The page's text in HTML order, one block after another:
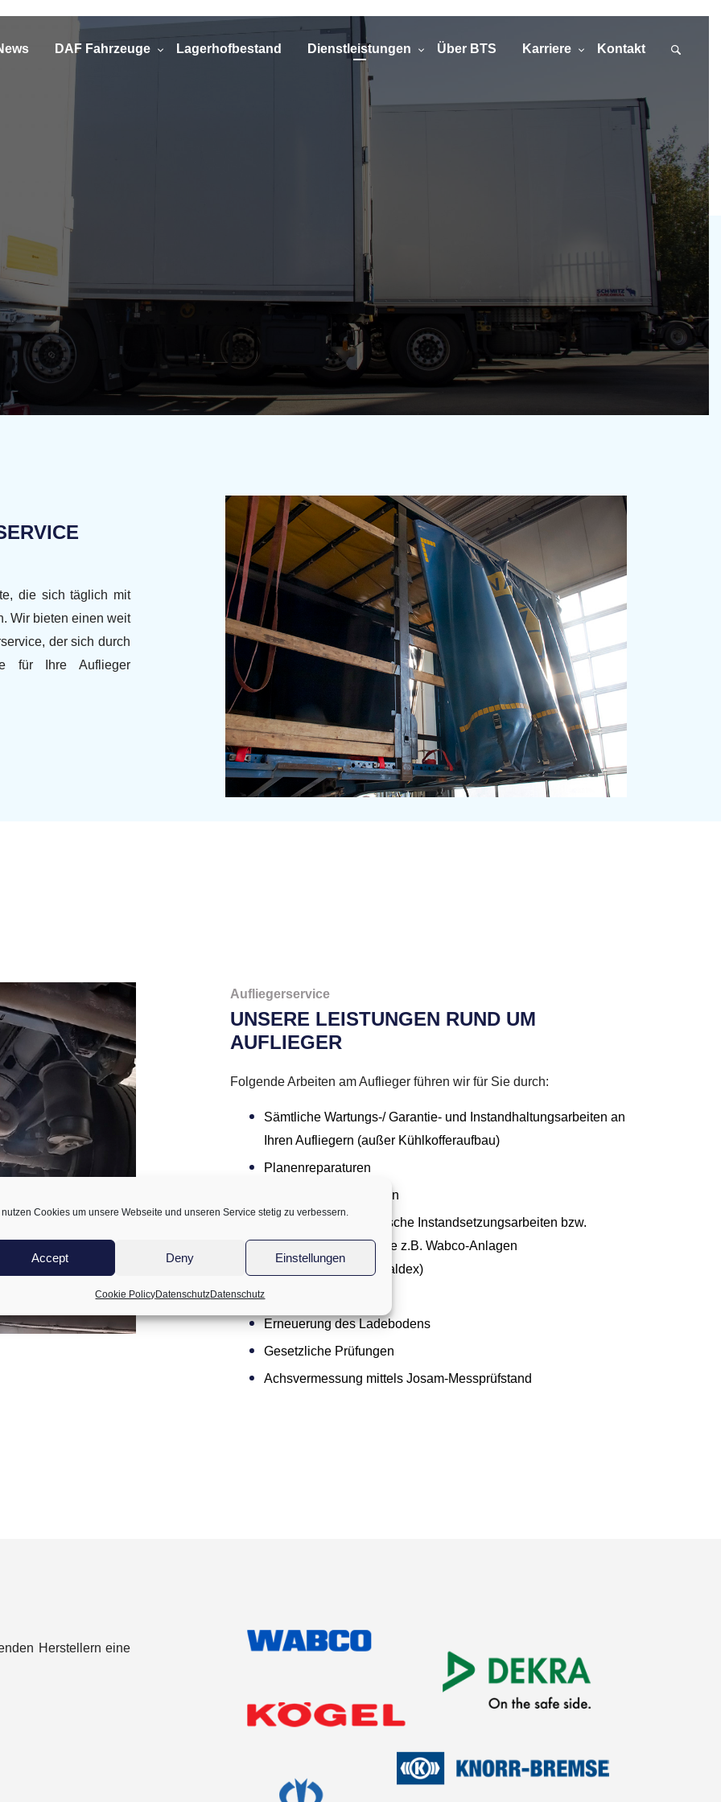
nutzen Cookies um unsere Webseite und unseren Service stetig zu verbessern.
Accept Deny Einstellungen
Cookie PolicyDatenschutzDatenschutz
DAF Fahrzeuge Lagerhofbestand Dienstleistungen Über BTS Karriere Kontakt
die sich täglich mit
Wir bieten einen weit
der sich durch
für Ihre Auflieger
Aufliegerservice
UNSERE LEISTUNGEN RUND UM
AUFLIEGER
Folgende Arbeiten am Auflieger führen wir für Sie durch:
Sämtliche Wartungs-/ Garantie- und Instandhaltungsarbeiten an
Ihren Aufliegern (außer Kühlkofferaufbau)
Planenreparaturen
Unfallinstandsetzungen
Elektrische-/ elektronische Instandsetzungsarbeiten bzw.
Programmierungen wie z.B. Wabco-Anlagen
(Wabco-Stützpunkt/ Haldex)
Hebebühnenservice
Erneuerung des Ladebodens
Gesetzliche Prüfungen
Achsvermessung mittels Josam-Messprüfstand
Herstellern eine